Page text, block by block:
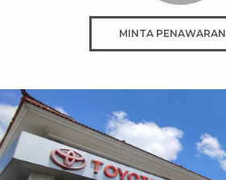
MINTA PENAWARAN